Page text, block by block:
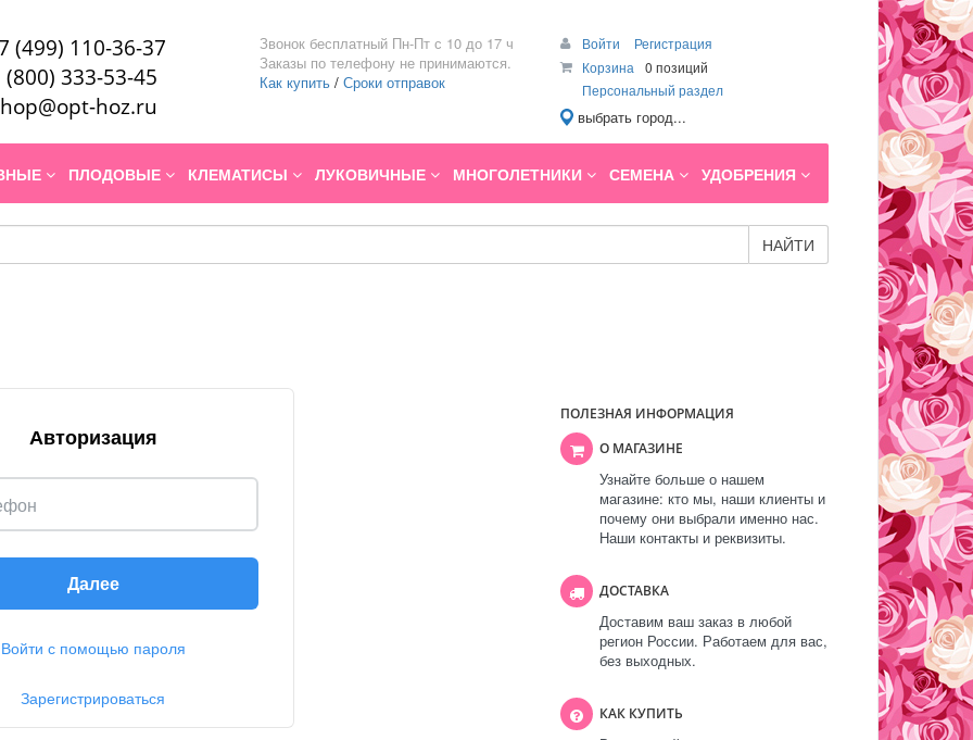
(499) 110-36-37
(800) 333-53-45
hoz.ru
Звонок бесплатный Пн-Пт с 10 до 17 ч
Заказы по телефону не принимаются.
Как купить / Сроки отправок
Войти
Регистрация
Корзина
0 позиций
Персональный раздел
выбрать город...
ПЛОДОВЫЕ КЛЕМАТИСЫ ЛУКОВИЧНЫЕ МНОГОЛЕТНИКИ СЕМЕНА УДОБРЕНИЯ
НАЙТИ
Авторизация
Далее
Войти с помощью пароля
Зарегистрироваться
ПОЛЕЗНАЯ ИНФОРМАЦИЯ
О МАГАЗИНЕ
Узнайте больше о нашем
магазине: кто мы, наши клиенты и
почему они выбрали именно нас.
Наши контакты и реквизиты.
ДОСТАВКА
Доставим ваш заказ в любой
регион России. Работаем для вас,
без выходных.
КАК КУПИТЬ